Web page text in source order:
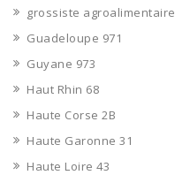
grossiste agroalimentaire
Guadeloupe 971
Guyane 973
Haut Rhin 68
Haute Corse 2B
Haute Garonne 31
Haute Loire 43